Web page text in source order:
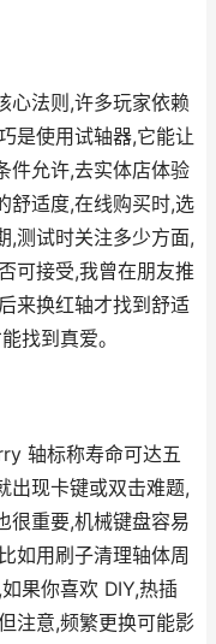
心法则,许多玩家依赖
是使用试轴器,它能让
件允许,去实体店体验
舒适度,在线购买时,选
,测试时关注多少方面,
可接受,我曾在朋友推
来换红轴才找到舒适
找到真爱。
轴标称寿命可达五
出现卡键或双击难题,
很重要,机械键盘容易
如用刷子清理轴体周
果你喜欢 DIY,热插
注意,频繁更换可能影